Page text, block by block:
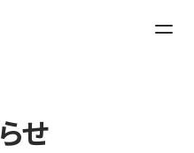
せ